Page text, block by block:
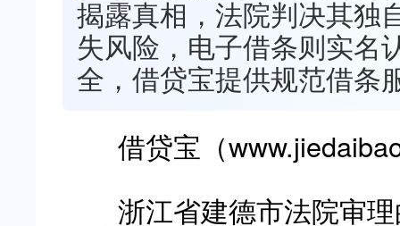
揭露真相，法院判决其独
失风险，电子借条则实名
全，借贷宝提供规范借条
借贷宝（
浙江省建德市法院审理